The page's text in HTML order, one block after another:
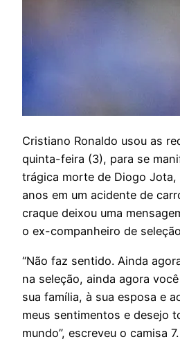
Cristiano Ronaldo usou as
quinta-feira (3), para se
trágica morte de Diogo Jota,
anos em um acidente de
craque deixou uma
o ex-companheiro de
“Não faz sentido. Ainda
na seleção, ainda agora
sua família, à sua esposa e
meus sentimentos e desejo
mundo”, escreveu o camisa 7.